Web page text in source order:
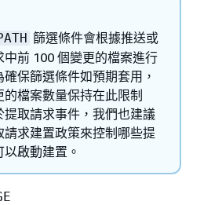
篩選條件會根據推送或
中前 100 個變更的檔案進行
保篩選條件如預期套用，
的檔案數量保持在此限制
提取請求事件，我們也建議
請求建置政策來控制哪些提
啟動建置。